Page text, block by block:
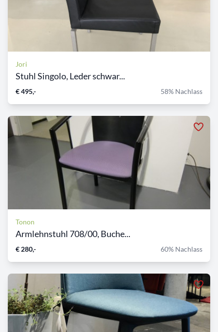
Jori
Stuhl Singolo, Leder schwar...
€ 495,- 58% Nachlass
Tonon
Armlehnstuhl 708/00, Buche...
€ 280,- 60% Nachlass